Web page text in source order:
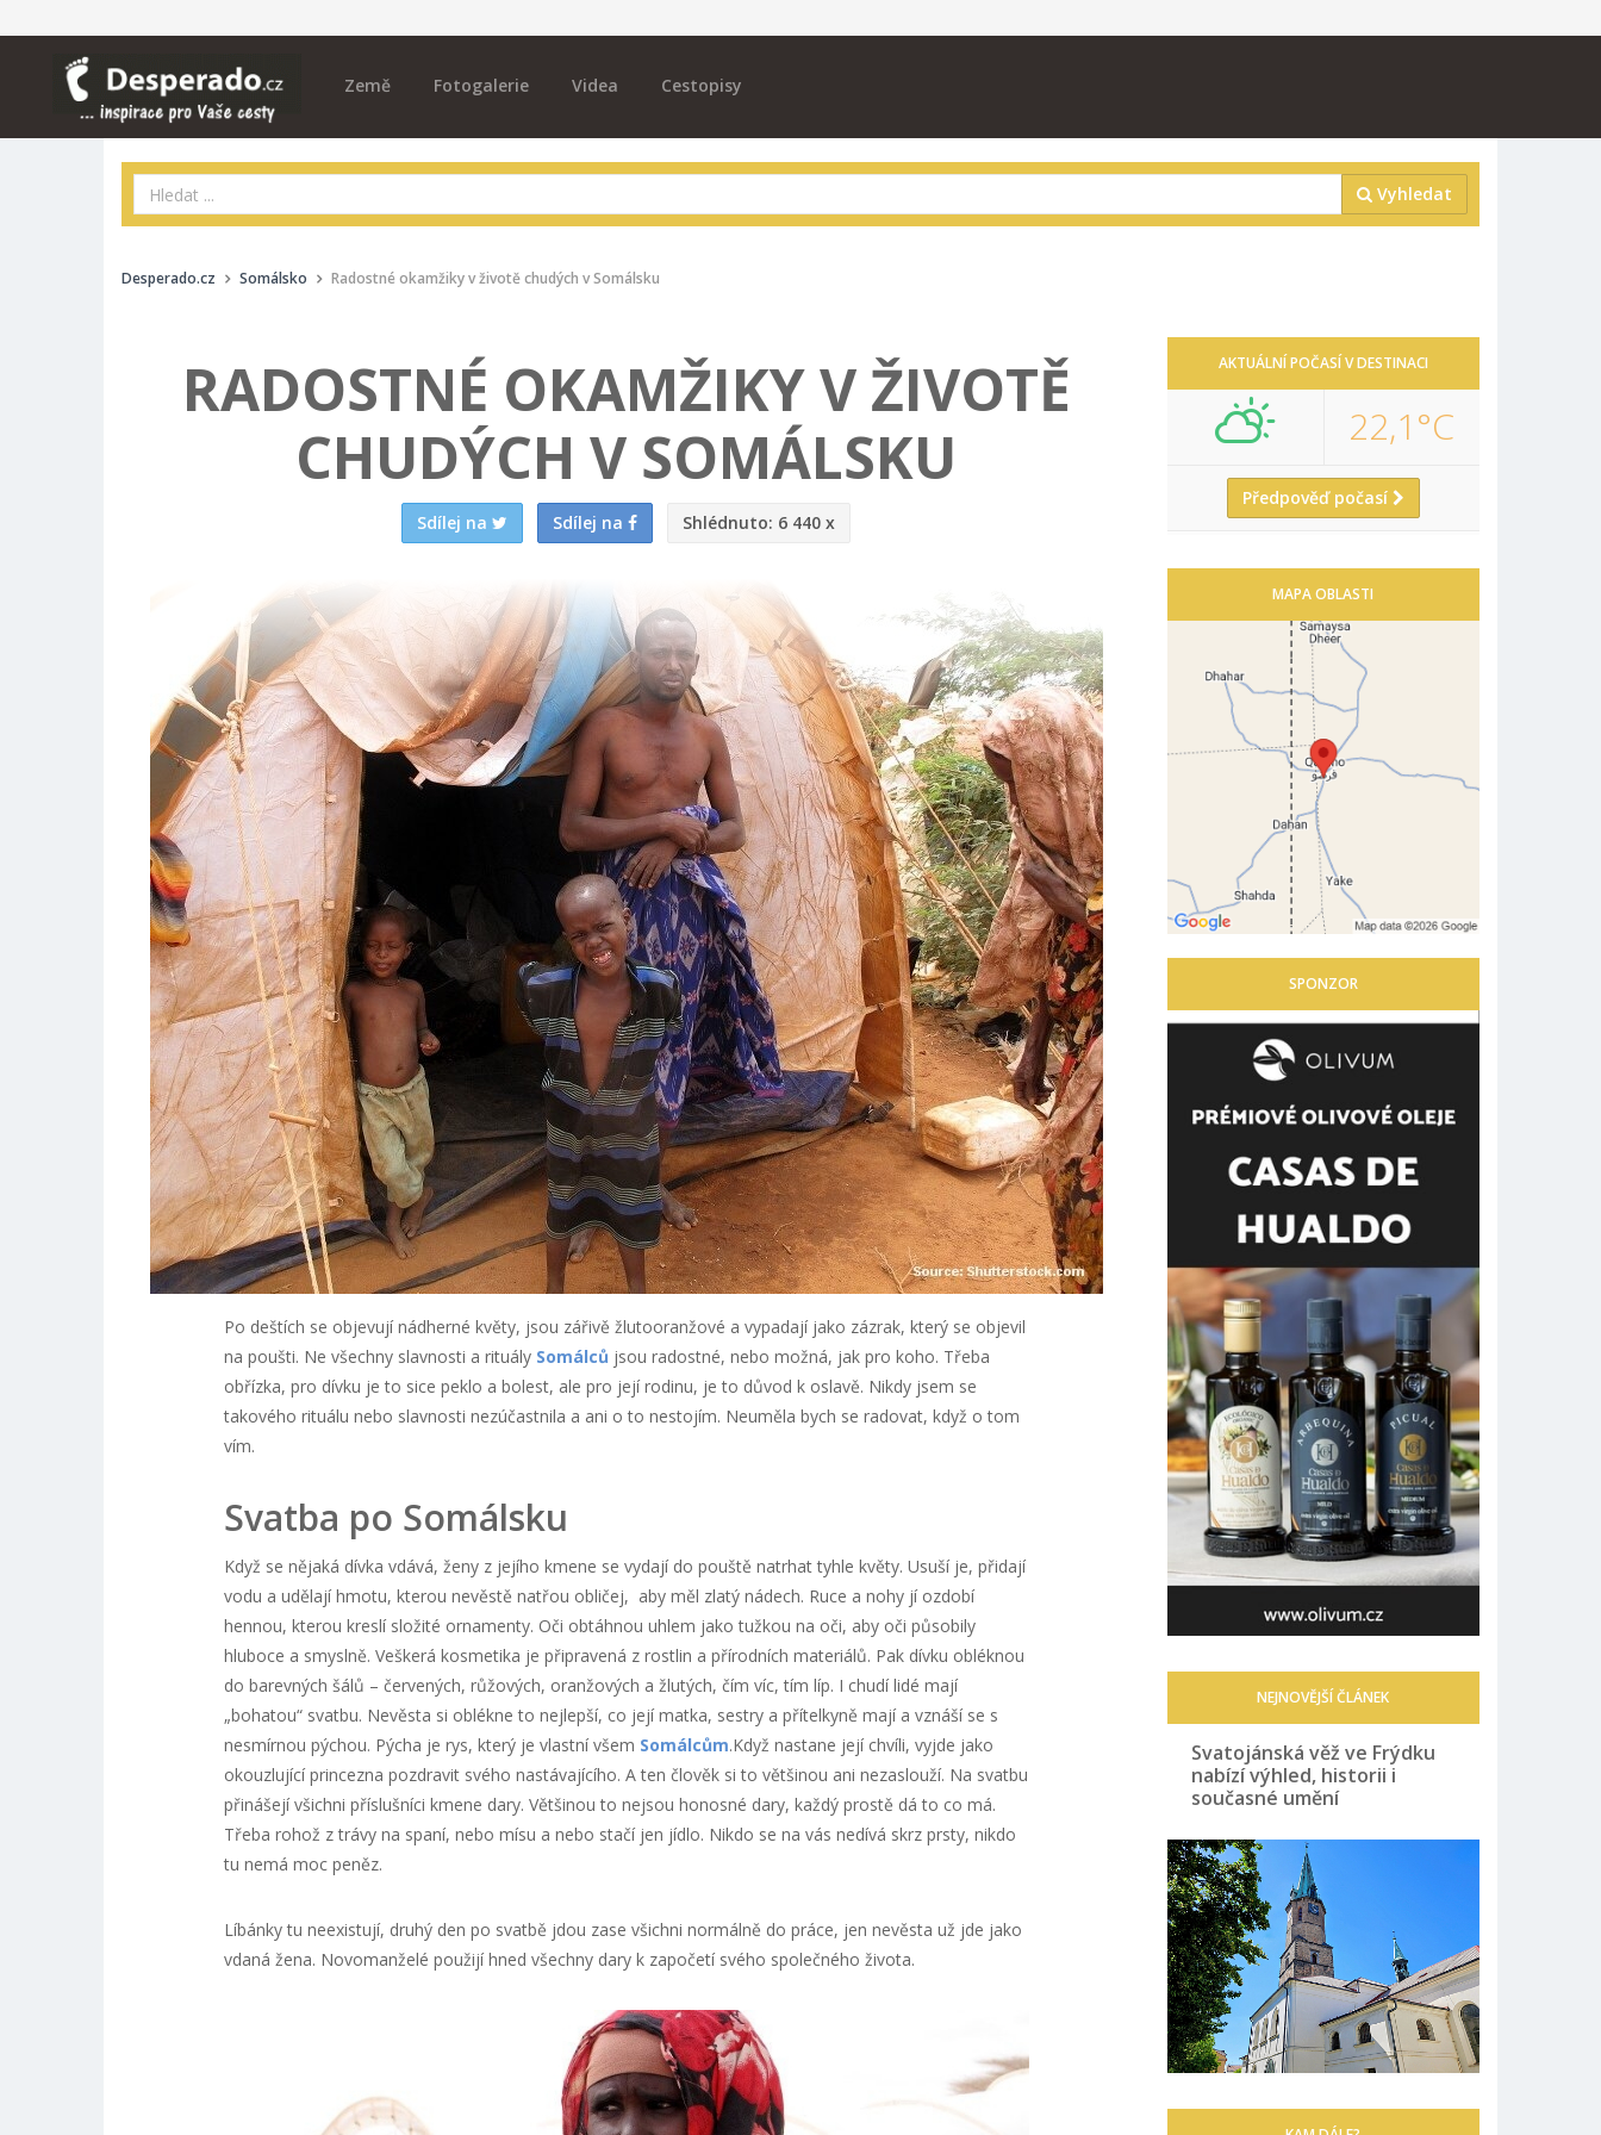
Země Fotogalerie Videa Cestopisy
Vyhledat
Desperado.cz Somálsko Radostné okamžiky v životě chudých v Somálsku
RADOSTNÉ OKAMŽIKY V ŽIVOTĚ
CHUDÝCH V SOMÁLSKU
Sdílej na Sdílej na Shlédnuto: 6 440 x
Po deštích se objevují nádherné květy, jsou zářivě žlutooranžové a vypadají jako zázrak, který se objevil
na poušti. Ne všechny slavnosti a rituály Somálců jsou radostné, nebo možná, jak pro koho. Třeba
obřízka, pro dívku je to sice peklo a bolest, ale pro její rodinu, je to důvod k oslavě. Nikdy jsem se
takového rituálu nebo slavnosti nezúčastnila a ani o to nestojím. Neuměla bych se radovat, když o tom
vím.
Svatba po Somálsku
Když se nějaká dívka vdává, ženy z jejího kmene se vydají do pouště natrhat tyhle květy. Usuší je, přidají
vodu a udělají hmotu, kterou nevěstě natřou obličej, aby měl zlatý nádech. Ruce a nohy jí ozdobí
hennou, kterou kreslí složité ornamenty. Oči obtáhnou uhlem jako tužkou na oči, aby oči působily
hluboce a smyslně. Veškerá kosmetika je připravená z rostlin a přírodních materiálů. Pak dívku obléknou
do barevných šálů – červených, růžových, oranžových a žlutých, čím víc, tím líp. I chudí lidé mají
„bohatou“ svatbu. Nevěsta si oblékne to nejlepší, co její matka, sestry a přítelkyně mají a vznáší se s
nesmírnou pýchou. Pýcha je rys, který je vlastní všem Somálcům.Když nastane její chvíli, vyjde jako
okouzlující princezna pozdravit svého nastávajícího. A ten člověk si to většinou ani nezaslouží. Na svatbu
přinášejí všichni příslušníci kmene dary. Většinou to nejsou honosné dary, každý prostě dá to co má.
Třeba rohož z trávy na spaní, nebo mísu a nebo stačí jen jídlo. Nikdo se na vás nedívá skrz prsty, nikdo
tu nemá moc peněz.
Líbánky tu neexistují, druhý den po svatbě jdou zase všichni normálně do práce, jen nevěsta už jde jako
vdaná žena. Novomanželé použijí hned všechny dary k započetí svého společného života.
AKTUÁLNÍ POČASÍ V DESTINACI
22,1°C
Předpověď počasí
MAPA OBLASTI
SPONZOR
NEJNOVĚJŠÍ ČLÁNEK
Svatojánská věž ve Frýdku
nabízí výhled, historii i
současné umění